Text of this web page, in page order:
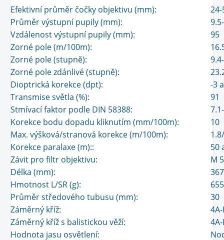
Efektivní průměr čočky objektivu (mm):
Průměr výstupní pupily (mm):
Vzdálenost výstupní pupily (mm):
95
Zorné pole (m/100m):
Zorné pole (stupně):
Zorné pole zdánlivé (stupně):
Dioptrická korekce (dpt):
-3
Transmise světla (%):
91
Stmívací faktor podle DIN 58388:
Korekce bodu dopadu kliknutím (mm/100m):
10
Max. výšková/stranová korekce (m/100m):
Korekce paralaxe (m)::
50
Závit pro filtr objektivu:
M
Délka (mm):
367
Hmotnost L/SR (g):
Průměr středového tubusu (mm):
30
Záměrný kříž:
Záměrný kříž s balistickou věží:
Hodnota jasu osvětlení: